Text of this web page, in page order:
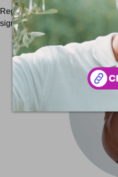
Regardez ce graphisme I love
signé Raid71 trouvé ici.